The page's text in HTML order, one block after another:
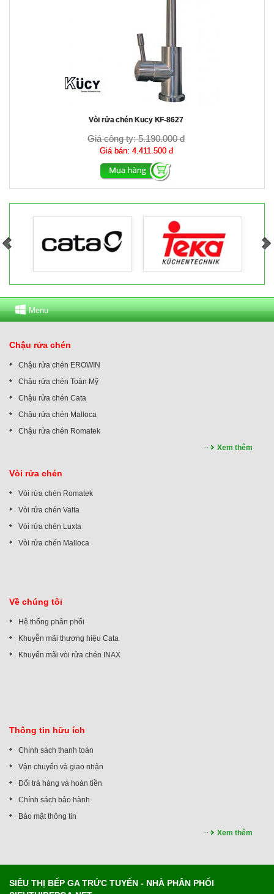
Vòi rửa chén Kucy KF-8627
Giá công ty:5.190.000 đ
Giá bán: 4.411.500 đ
Menu
Chậu rửa chén
Chậu rửa chén EROWIN
Chậu rửa chén Toàn Mỹ
Chậu rửa chén Cata
Chậu rửa chén Malloca
Chậu rửa chén Romatek
Xem thêm
Vòi rửa chén
Vòi rửa chén Romatek
Vòi rửa chén Valta
Vòi rửa chén Luxta
Vòi rửa chén Malloca
Về chúng tôi
Hệ thống phân phối
Khuyễn mãi thương hiệu Cata
Khuyến mãi vòi rửa chén INAX
Thông tin hữu ích
Chính sách thanh toán
Vận chuyển và giao nhận
Đổi trả hàng và hoàn tiền
Chính sách bảo hành
Bảo mật thông tin
Xem thêm
SIÊU THỊ BẾP GA TRỨC TUYẾN - NHÀ PHÂN PHỐI